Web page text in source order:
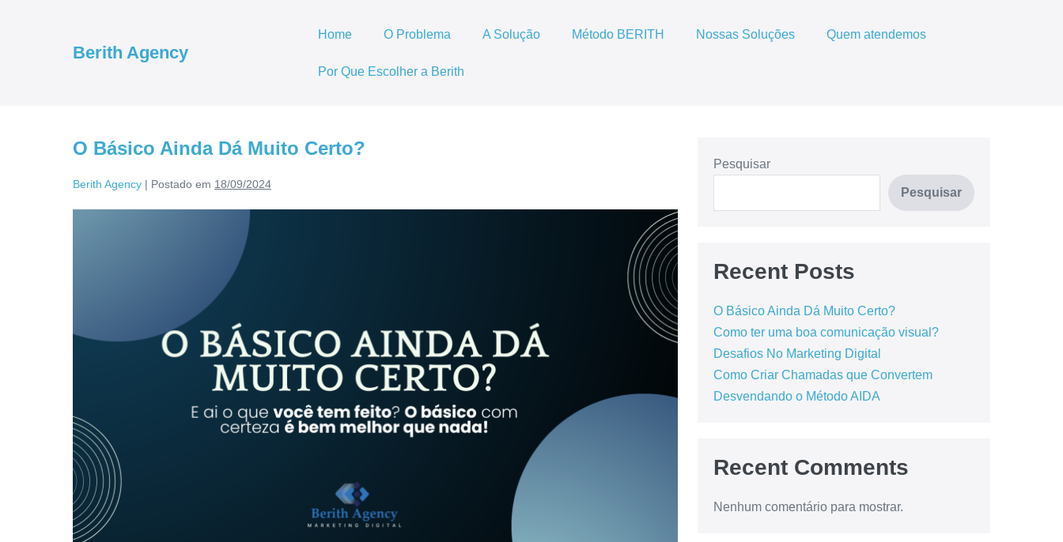
Berith Agency
Home O Problema A Solução Método BERITH Nossas Soluções Quem atendemos
Por Que Escolher a Berith
O Básico Ainda Dá Muito Certo?
Berith Agency | Postado em 18/09/2024
Pesquisar
Pesquisar
Recent Posts
O Básico Ainda Dá Muito Certo?
Como ter uma boa comunicação visual?
Desafios No Marketing Digital
Como Criar Chamadas que Convertem
Desvendando o Método AIDA
Recent Comments
Nenhum comentário para mostrar.